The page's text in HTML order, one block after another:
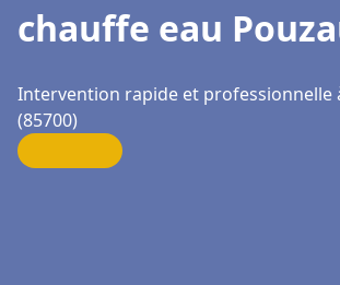
chauffe eau
Intervention rapide et professionnelle
(85700)